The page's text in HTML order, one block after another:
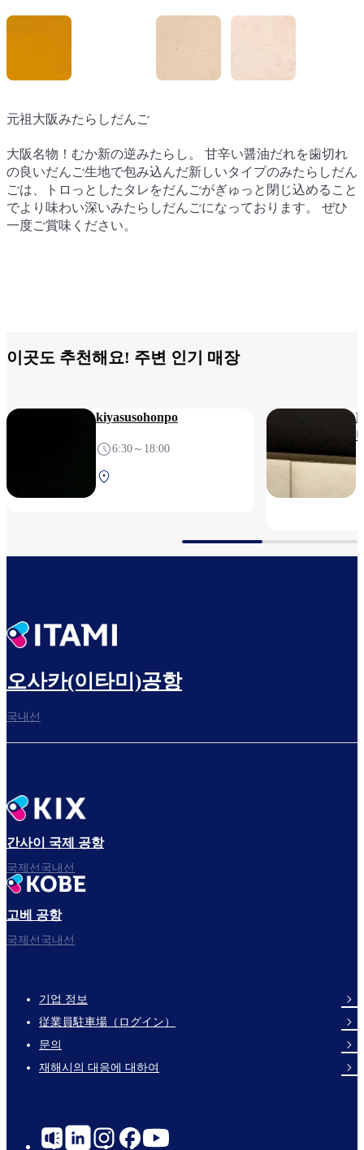
元祖大阪みたらしだんご
大阪名物！むか新の逆みたらし。 甘辛い醤油だれを歯切れ
の良いだんご生地で包み込んだ新しいタイプのみたらしだん
ごは、トロっとしたタレをだんごがぎゅっと閉じ込めること
でより味わい深いみたらしだんごになっております。 ぜひ
一度ご賞味ください。
元祖大阪みたらしだんご
大阪名物！むか新の逆みたらし。 甘辛い醤油だれを歯切れ
の良いだんご生地で包み込んだ新しいタイプのみたらしだん
ごは、トロっとしたタレをだんごがぎゅっと閉じ込めること
でより味わい深いみたらしだんごになっております。 ぜひ
一度ご賞味ください。
赤福餅
伊勢名物ながらも最早関西名物といっても過言ではない【赤
福】の折詰。 優しい甘さで食べやすく、どなたでも美味し
く食していただける和菓子です。 祝い事にもちょっとした
手土産にも最適な一品。 旅・SORAでは赤福 8個入、赤福 12
個入、白餅黒餅 8個入の合計3種類をご用意しております。
赤福餅
伊勢名物ながらも最早関西名物といっても過言ではない【赤
福】の折詰。 優しい甘さで食べやすく、どなたでも美味し
く食していただける和菓子です。 祝い事にもちょっとした
手土産にも最適な一品。 旅・SORAでは赤福 8個入、赤福 12
個入、白餅黒餅 8個入の合計3種類をご用意しております。
神戸バニラフロマージュ
ひと口食べた瞬間、みんな笑顔になるチーズケーキ。 『神
戸で一番のお菓子をお届けしたい』そんなシェフの思いが作
り上げた、こだわりの二層のチーズケーキは、プリンのよう
なやわらかい食感と濃厚なチーズとバニラの味をお楽しみ頂
けます。 下層はベイクドチーズ、上層はイタリアンメレン
이곳도 추천해요! 주변 인기 매장
kiyasusohonpo
6:30～18:00
오사카(이타미)공항
국내선
간사이 국제 공항
국제선국내선
고베 공항
국제선국내선
Footer
Links
기업 정보
従業員駐車場（ログイン）
문의
재해시의 대응에 대하여
Social